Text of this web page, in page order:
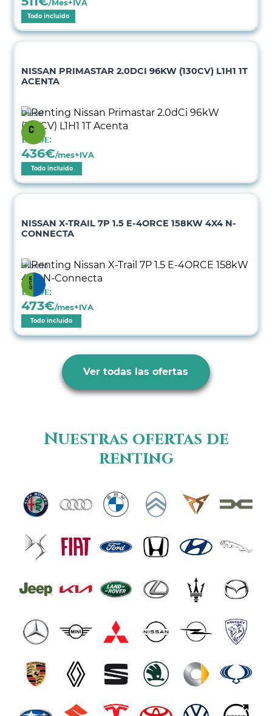
/Mes+IVA
Todo incluido
NISSAN PRIMASTAR 2.0DCI 96KW (130CV) L1H1 1T
ACENTA
Diésel
Desde:
436€/mes+IVA
Todo incluido
NISSAN X-TRAIL 7P 1.5 E-4ORCE 158KW 4X4 N-
CONNECTA
Híbrido
Desde:
473€/mes+IVA
Todo incluido
Ver todas las ofertas
Nuestras ofertas de
renting